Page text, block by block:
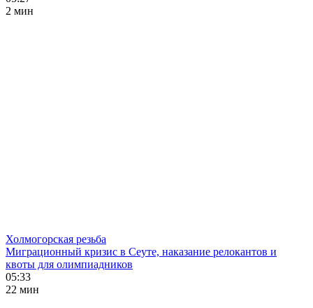
2 мин
Холмогорская резьба
Миграционный кризис в Сеуте, наказание релокантов и
квоты для олимпиадников
05:33
22 мин